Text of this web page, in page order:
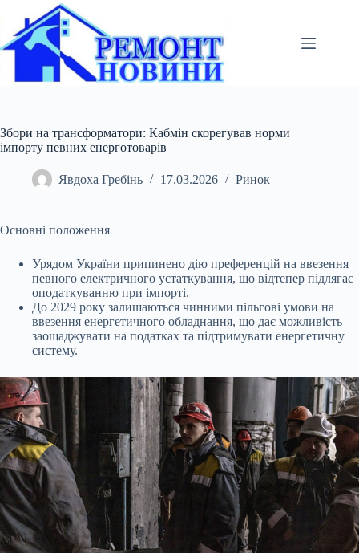
вмісту
Збори на трансформатори: Кабмін скорегував норми
імпорту певних енерготоварів
Явдоха Гребінь 17.03.2026 Ринок
Основні положення
Урядом України припинено дію преференцій на ввезення
певного електричного устаткування, що відтепер підлягає
оподаткуванню при імпорті.
До 2029 року залишаються чинними пільгові умови на
ввезення енергетичного обладнання, що дає можливість
заощаджувати на податках та підтримувати енергетичну
систему.